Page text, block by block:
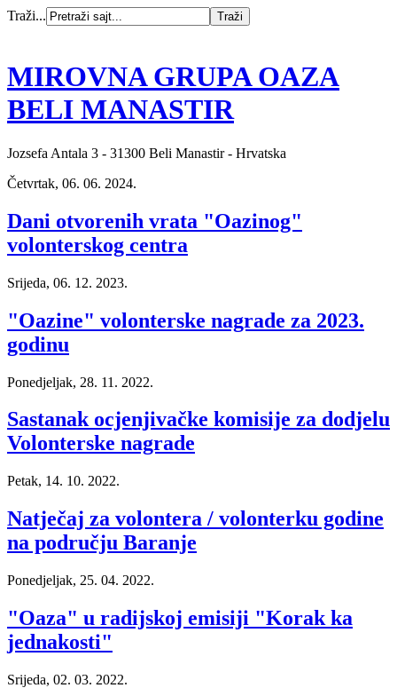
Traži...
MIROVNA GRUPA OAZA
BELI MANASTIR
Jozsefa Antala 3 - 31300 Beli Manastir - Hrvatska
Četvrtak, 06. 06. 2024.
Dani otvorenih vrata "Oazinog"
volonterskog centra
Srijeda, 06. 12. 2023.
"Oazine" volonterske nagrade za 2023.
godinu
Ponedjeljak, 28. 11. 2022.
Sastanak ocjenjivačke komisije za dodjelu
Volonterske nagrade
Petak, 14. 10. 2022.
Natječaj za volontera / volonterku godine
na području Baranje
Ponedjeljak, 25. 04. 2022.
"Oaza" u radijskoj emisiji "Korak ka
jednakosti"
Srijeda, 02. 03. 2022.